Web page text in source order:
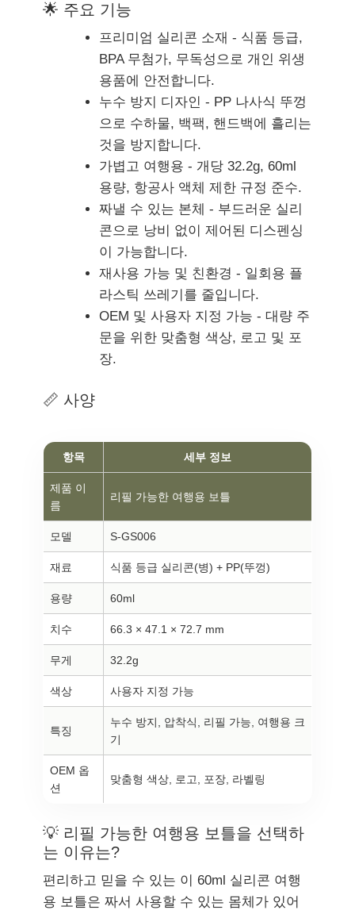
🌟 주요 기능
프리미엄 실리콘 소재 - 식품 등급,
BPA 무첨가, 무독성으로 개인 위생
용품에 안전합니다.
누수 방지 디자인 - PP 나사식 뚜껑
으로 수하물, 백팩, 핸드백에 흘리는
것을 방지합니다.
가볍고 여행용 - 개당 32.2g, 60ml
용량, 항공사 액체 제한 규정 준수.
짜낼 수 있는 본체 - 부드러운 실리
콘으로 낭비 없이 제어된 디스펜싱
이 가능합니다.
재사용 가능 및 친환경 - 일회용 플
라스틱 쓰레기를 줄입니다.
OEM 및 사용자 지정 가능 - 대량 주
문을 위한 맞춤형 색상, 로고 및 포
장.
📏 사양
항목 세부 정보
제품 이
름
리필 가능한 여행용 보틀
모델 S-GS006
재료 식품 등급 실리콘(병) + PP(뚜껑)
용량 60ml
치수 66.3 × 47.1 × 72.7 mm
무게 32.2g
색상 사용자 지정 가능
특징
누수 방지, 압착식, 리필 가능, 여행용 크
기
OEM 옵
션
맞춤형 색상, 로고, 포장, 라벨링
💡 리필 가능한 여행용 보틀을 선택하
는 이유는?
편리하고 믿을 수 있는 이 60ml 실리콘 여행
용 보틀은 짜서 사용할 수 있는 몸체가 있어